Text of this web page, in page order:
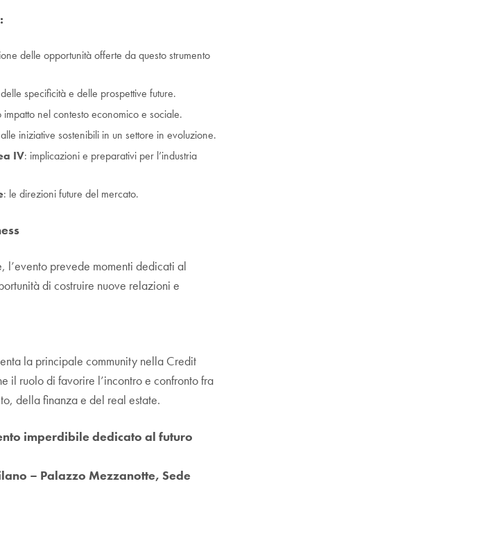
delle opportunità offerte da questo strumento
specificità e delle prospettive future.
impatto nel contesto economico e sociale.
iniziative sostenibili in un settore in evoluzione.
IV: implicazioni e preparativi per l’industria
: le direzioni future del mercato.
l’evento prevede momenti dedicati al
di costruire nuove relazioni e
la principale community nella Credit
il ruolo di favorire l’incontro e confronto fra
della finanza e del real estate.
imperdibile dedicato al futuro
– Palazzo Mezzanotte, Sede